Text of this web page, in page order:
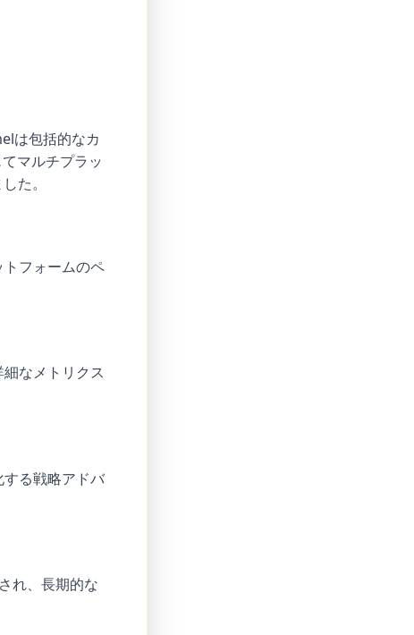
は包括的なカ
マルチプラッ
た。
フォームのペ
なメトリクス
る戦略アドバ
れ、長期的な